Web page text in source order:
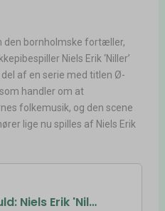
den bornholmske fortæller,
Niels Erik ‘Niller’
af en serie med titlen Ø-
handler om at
folkemusik, og den scene
lige nu spilles af Niels Erik